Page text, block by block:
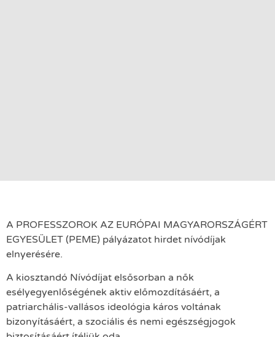
A PROFESSZOROK AZ EURÓPAI MAGYARORSZÁGÉRT
EGYESÜLET (PEME) pályázatot hirdet nívódíjak
elnyerésére.
A kiosztandó Nívódíjat elsősorban a nők
esélyegyenlőségének aktiv előmozdításáért, a
patriarchális-vallásos ideológia káros voltának
bizonyításáért, a szociális és nemi egészségjogok